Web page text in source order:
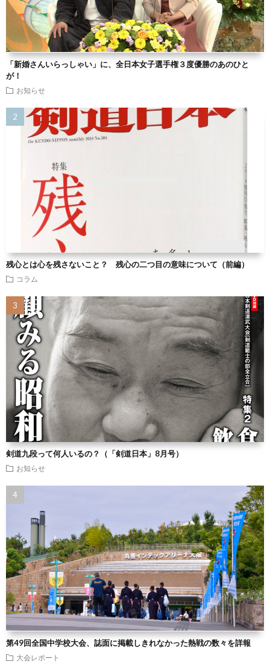
「新婚さんいらっしゃい」に、全日本女子選手権３度優勝のあのひと
が！
お知らせ
残心とは心を残さないこと？ 残心の二つ目の意味について（前編）
コラム
剣道九段って何人いるの？（「剣道日本」8月号）
お知らせ
第49回全国中学校大会、誌面に掲載しきれなかった熱戦の数々を詳報
大会レポート